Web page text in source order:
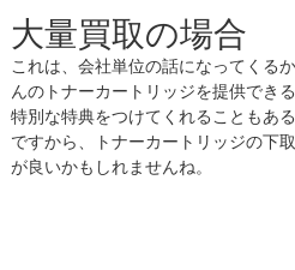
大量買取の場合
これは、会社単位の話になってくる
んのトナーカートリッジを提供でき
特別な特典をつけてくれることもある
ですから、トナーカートリッジの下
が良いかもしれませんね。